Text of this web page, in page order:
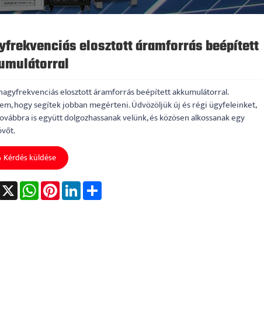
elosztott áramforrás beépített
elosztott áramforrás beépített akkumulátorral.
hogy segítek jobban megérteni. Üdvözöljük új és régi ügyfeleinket,
is együtt dolgozhassanak velünk, és közösen alkossanak egy
Kérdés küldése
X WhatsAppPinterestLinkedInShare